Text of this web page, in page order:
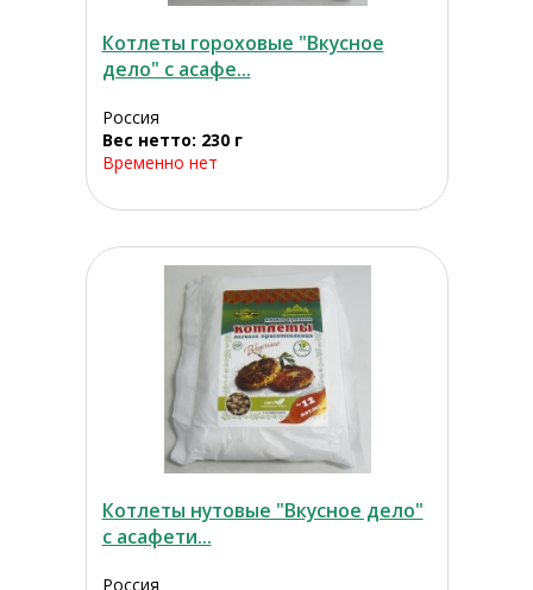
Котлеты гороховые "Вкусное
дело" с асафе...
Россия
Вес нетто: 230 г
Временно нет
Котлеты нутовые "Вкусное дело"
с асафети...
Россия